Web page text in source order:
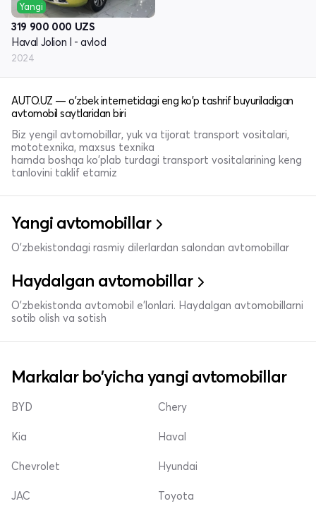
Yangi
319 900 000 UZS
Haval Jolion I - avlod
2024
AUTO.UZ — o'zbek internetidagi eng ko'p tashrif buyuriladigan
avtomobil saytlaridan biri
Biz yengil avtomobillar, yuk va tijorat transport vositalari,
mototexnika, maxsus texnika
hamda boshqa ko'plab turdagi transport vositalarining keng
tanlovini taklif etamiz
Yangi avtomobillar
O'zbekistondagi rasmiy dilerlardan salondan avtomobillar
Haydalgan avtomobillar
O'zbekistonda avtomobil e’lonlari. Haydalgan avtomobillarni
sotib olish va sotish
Markalar bo'yicha yangi avtomobillar
BYD
Kia
Chevrolet
Chery
Haval
Hyundai
JAC Toyota